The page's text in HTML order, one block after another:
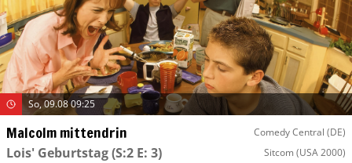
So, 09.08 09:25
Malcolm mittendrin Comedy Central (DE)
Lois' Geburtstag(S:2 E: 3) Sitcom (USA 2000)